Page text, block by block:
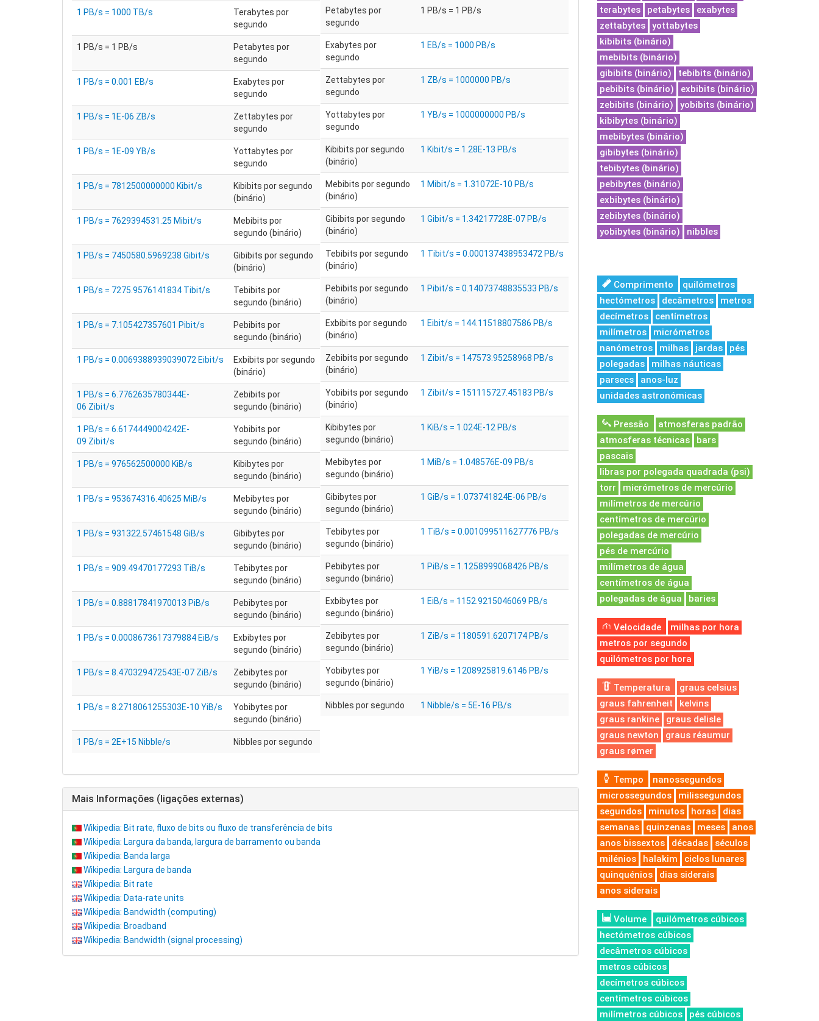
1 PB/s = 1000 TB/s
Terabytes por
segundo
1 PB/s = 1 PB/s
Petabytes por
segundo
1 PB/s = 0.001 EB/s
Exabytes por
segundo
1 PB/s = 1E-06 ZB/s
Zettabytes por
segundo
1 PB/s = 1E-09 YB/s
Yottabytes por
segundo
1 PB/s = 7812500000000 Kibit/s
Kibibits por segundo
(binário)
1 PB/s = 7629394531.25 Mibit/s
Mebibits por
segundo (binário)
1 PB/s = 7450580.5969238 Gibit/s
Gibibits por segundo
(binário)
1 PB/s = 7275.9576141834 Tibit/s
Tebibits por
segundo (binário)
1 PB/s = 7.105427357601 Pibit/s
Pebibits por
segundo (binário)
1 PB/s = 0.0069388939039072 Eibit/s
Exbibits por segundo
(binário)
1 PB/s = 6.7762635780344E-
06 Zibit/s
Zebibits por
segundo (binário)
1 PB/s = 6.6174449004242E-
09 Zibit/s
Yobibits por
segundo (binário)
1 PB/s = 976562500000 KiB/s
Kibibytes por
segundo (binário)
1 PB/s = 953674316.40625 MiB/s
Mebibytes por
segundo (binário)
1 PB/s = 931322.57461548 GiB/s
Gibibytes por
segundo (binário)
1 PB/s = 909.49470177293 TiB/s
Tebibytes por
segundo (binário)
1 PB/s = 0.88817841970013 PiB/s
Pebibytes por
segundo (binário)
1 PB/s = 0.0008673617379884 EiB/s
Exbibytes por
segundo (binário)
1 PB/s = 8.470329472543E-07 ZiB/s
Zebibytes por
segundo (binário)
1 PB/s = 8.2718061255303E-10 YiB/s
Yobibytes por
segundo (binário)
1 PB/s = 2E+15 Nibble/s Nibbles por segundo
Petabytes por
segundo
1 PB/s = 1 PB/s
Exabytes por
segundo
1 EB/s = 1000 PB/s
Zettabytes por
segundo
1 ZB/s = 1000000 PB/s
Yottabytes por
segundo
1 YB/s = 1000000000 PB/s
Kibibits por segundo
(binário)
1 Kibit/s = 1.28E-13 PB/s
Mebibits por segundo
(binário)
1 Mibit/s = 1.31072E-10 PB/s
Gibibits por segundo
(binário)
1 Gibit/s = 1.34217728E-07 PB/s
Tebibits por segundo
(binário)
1 Tibit/s = 0.000137438953472 PB/s
Pebibits por segundo
(binário)
1 Pibit/s = 0.14073748835533 PB/s
Exbibits por segundo
(binário)
1 Eibit/s = 144.11518807586 PB/s
Zebibits por segundo
(binário)
1 Zibit/s = 147573.95258968 PB/s
Yobibits por segundo
(binário)
1 Zibit/s = 151115727.45183 PB/s
Kibibytes por
segundo (binário)
1 KiB/s = 1.024E-12 PB/s
Mebibytes por
segundo (binário)
1 MiB/s = 1.048576E-09 PB/s
Gibibytes por
segundo (binário)
1 GiB/s = 1.073741824E-06 PB/s
Tebibytes por
segundo (binário)
1 TiB/s = 0.001099511627776 PB/s
Pebibytes por
segundo (binário)
1 PiB/s = 1.1258999068426 PB/s
Exbibytes por
segundo (binário)
1 EiB/s = 1152.9215046069 PB/s
Zebibytes por
segundo (binário)
1 ZiB/s = 1180591.6207174 PB/s
Yobibytes por
segundo (binário)
1 YiB/s = 1208925819.6146 PB/s
Nibbles por segundo 1 Nibble/s = 5E-16 PB/s
Mais Informações (ligações externas)
Wikipedia: Bit rate, fluxo de bits ou fluxo de transferência de bits
Wikipedia: Largura da banda, largura de barramento ou banda
Wikipedia: Banda larga
Wikipedia: Largura de banda
Wikipedia: Bit rate
Wikipedia: Data-rate units
Wikipedia: Bandwidth (computing)
Wikipedia: Broadband
Wikipedia: Bandwidth (signal processing)
terabytes
petabytes
exabytes
zettabytes
yottabytes
kibibits (binário)
mebibits (binário)
gibibits (binário)
tebibits (binário)
pebibits (binário)
exbibits (binário)
zebibits (binário)
yobibits (binário)
kibibytes (binário)
mebibytes (binário)
gibibytes (binário)
tebibytes (binário)
pebibytes (binário)
exbibytes (binário)
zebibytes (binário)
yobibytes (binário)
nibbles
Comprimento
quilómetros
hectómetros
decâmetros
metros
decímetros
centímetros
milímetros
micrómetros
nanómetros
milhas jardas
pés
polegadas
milhas náuticas
parsecs
anos-luz
unidades astronómicas
Pressão
atmosferas padrão
atmosferas técnicas
bars
pascais
libras por polegada quadrada (psi)
torr
micrómetros de mercúrio
milímetros de mercúrio
centímetros de mercúrio
polegadas de mercúrio
pés de mercúrio
milímetros de água
centímetros de água
polegadas de água
baries
Velocidade
milhas por hora
metros por segundo
quilómetros por hora
Temperatura
graus celsius
graus fahrenheit
kelvins
graus rankine
graus delisle
graus newton
graus réaumur
graus rømer
Tempo
nanossegundos
microssegundos
milissegundos
segundos
minutos horas
dias
semanas
quinzenas meses
anos
anos bissextos
décadas
séculos
milénios
halakim
ciclos lunares
quinquénios
dias siderais
anos siderais
Volume
quilómetros cúbicos
hectómetros cúbicos
decâmetros cúbicos
metros cúbicos
decímetros cúbicos
centímetros cúbicos
milímetros cúbicos
pés cúbicos